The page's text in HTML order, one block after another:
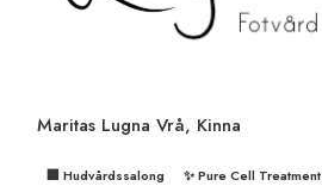
Maritas Lugna Vrå, Kinna
🏢 Hudvårdssalong ✨ Pure Cell Treatment